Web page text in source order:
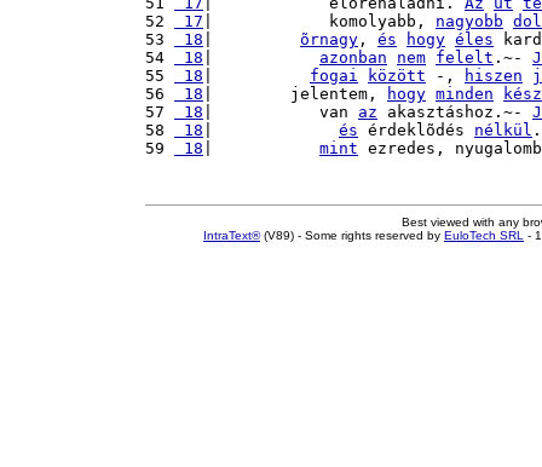
52
17 |            komolyabb, nagyobb
53
18 õrnagy , és hogy éles
54
18 azonban nem felelt .~-
55
18 fogai között -, hiszen
56
18 |        jelentem, hogy minden
57
18 |           van az akasztáshoz.~-
58
18 és érdeklõdés nélkül
59
18 mint ezredes,
Best viewed with any
IntraText®(V89) - Some rights reserved by EuloTech SRL -